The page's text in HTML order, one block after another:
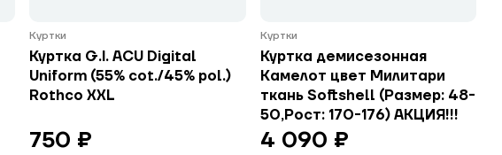
Куртки
Куртка G.I. ACU Digital
Uniform (55% cot./45% pol.)
Rothco XXL
750 ₽
Куртки
Куртка демисезонная
Камелот цвет Милитари
ткань Softshell (Размер: 48-
50,Рост: 170-176) АКЦИЯ!!!
4 090 ₽